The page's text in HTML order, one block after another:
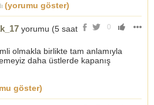
(yorumu göster)
0
yorumu (5 saat
olmakla birlikte tam anlamıyla
daha üstlerde kapanış
göster)